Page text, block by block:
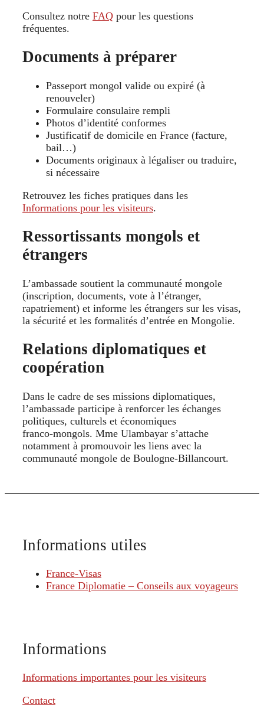
Consultez notre FAQ pour les questions
fréquentes.
Documents à préparer
Passeport mongol valide ou expiré (à
renouveler)
Formulaire consulaire rempli
Photos d’identité conformes
Justificatif de domicile en France (facture,
bail…)
Documents originaux à légaliser ou traduire,
si nécessaire
Retrouvez les fiches pratiques dans les
Informations pour les visiteurs.
Ressortissants mongols et
étrangers
L’ambassade soutient la communauté mongole
(inscription, documents, vote à l’étranger,
rapatriement) et informe les étrangers sur les visas,
la sécurité et les formalités d’entrée en Mongolie.
Relations diplomatiques et
coopération
Dans le cadre de ses missions diplomatiques,
l’ambassade participe à renforcer les échanges
politiques, culturels et économiques
franco‑mongols. Mme Ulambayar s’attache
notamment à promouvoir les liens avec la
communauté mongole de Boulogne‑Billancourt.
Informations utiles
France-Visas
France Diplomatie – Conseils aux voyageurs
Informations
Informations importantes pour les visiteurs
Contact